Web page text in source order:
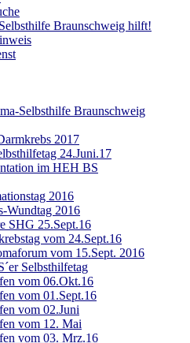
Braunschweig hilft!
Selbsthilfe Braunschweig
2017
24.Juni.17
im HEH BS
2016
Wundtag 2016
SHG 25.Sept.16
vom 24.Sept.16
vom 15.Sept. 2016
Selbsthilfetag
vom 06.Okt.16
vom 01.Sept.16
vom 02.Juni
vom 12. Mai
vom 03. Mrz.16